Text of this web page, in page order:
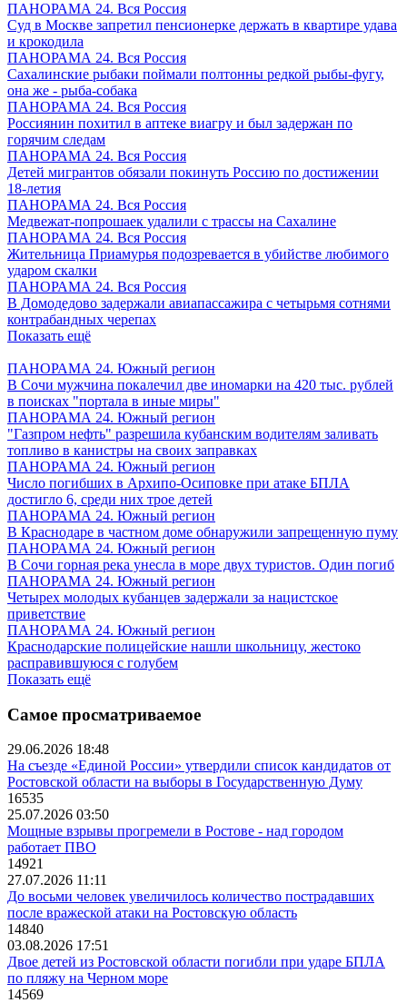
ПАНОРАМА 24. Вся Россия
Суд в Москве запретил пенсионерке держать в квартире удава
и крокодила
ПАНОРАМА 24. Вся Россия
Сахалинские рыбаки поймали полтонны редкой рыбы-фугу,
она же - рыба-собака
ПАНОРАМА 24. Вся Россия
Россиянин похитил в аптеке виагру и был задержан по
горячим следам
ПАНОРАМА 24. Вся Россия
Детей мигрантов обязали покинуть Россию по достижении
18-летия
ПАНОРАМА 24. Вся Россия
Медвежат-попрошаек удалили с трассы на Сахалине
ПАНОРАМА 24. Вся Россия
Жительница Приамурья подозревается в убийстве любимого
ударом скалки
ПАНОРАМА 24. Вся Россия
В Домодедово задержали авиапассажира с четырьмя сотнями
контрабандных черепах
Показать ещё
ПАНОРАМА 24. Южный регион
В Сочи мужчина покалечил две иномарки на 420 тыс. рублей
в поисках "портала в иные миры"
ПАНОРАМА 24. Южный регион
"Газпром нефть" разрешила кубанским водителям заливать
топливо в канистры на своих заправках
ПАНОРАМА 24. Южный регион
Число погибших в Архипо-Осиповке при атаке БПЛА
достигло 6, среди них трое детей
ПАНОРАМА 24. Южный регион
В Краснодаре в частном доме обнаружили запрещенную пуму
ПАНОРАМА 24. Южный регион
В Сочи горная река унесла в море двух туристов. Один погиб
ПАНОРАМА 24. Южный регион
Четырех молодых кубанцев задержали за нацистское
приветствие
ПАНОРАМА 24. Южный регион
Краснодарские полицейские нашли школьницу, жестоко
расправившуюся с голубем
Показать ещё
Самое просматриваемое
29.06.2026 18:48
На съезде «Единой России» утвердили список кандидатов от
Ростовской области на выборы в Государственную Думу
16535
25.07.2026 03:50
Мощные взрывы прогремели в Ростове - над городом
работает ПВО
14921
27.07.2026 11:11
До восьми человек увеличилось количество пострадавших
после вражеской атаки на Ростовскую область
14840
03.08.2026 17:51
Двое детей из Ростовской области погибли при ударе БПЛА
по пляжу на Черном море
14569